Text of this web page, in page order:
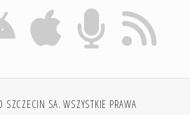
SA. WSZYSTKIE PRAWA